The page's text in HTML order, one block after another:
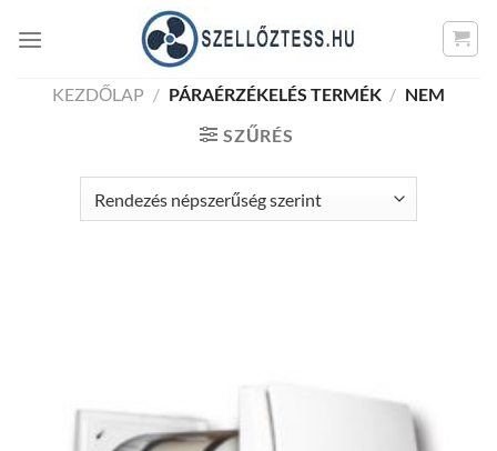
KEZDŐLAP / PÁRAÉRZÉKELÉS TERMÉK / NEM
SZŰRÉS